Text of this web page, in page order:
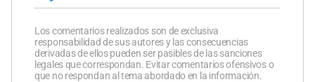
Los comentarios realizados son de exclusiva
responsabilidad de sus autores y las consecuencias
derivadas de ellos pueden ser pasibles de las sanciones
legales que correspondan. Evitar comentarios ofensivos o
que no respondan al tema abordado en la información.